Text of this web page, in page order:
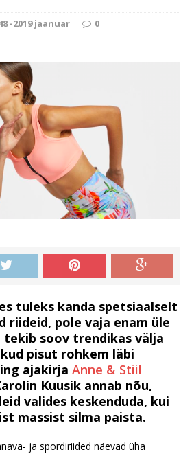
-2019 jaanuar 0
tuleks kanda spetsiaalselt
riideid, pole vaja enam üle
soov trendikas välja
pisut rohkem läbi
ajakirja Anne & Stiil
Kuusik annab nõu,
valides keskenduda, kui
massist silma paista.
ja spordiriided näevad üha